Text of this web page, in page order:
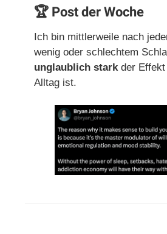
🏆 Post der Woche
Ich bin mittlerweile nach
wenig oder schlechtem
unglaublich stark der
Alltag ist.